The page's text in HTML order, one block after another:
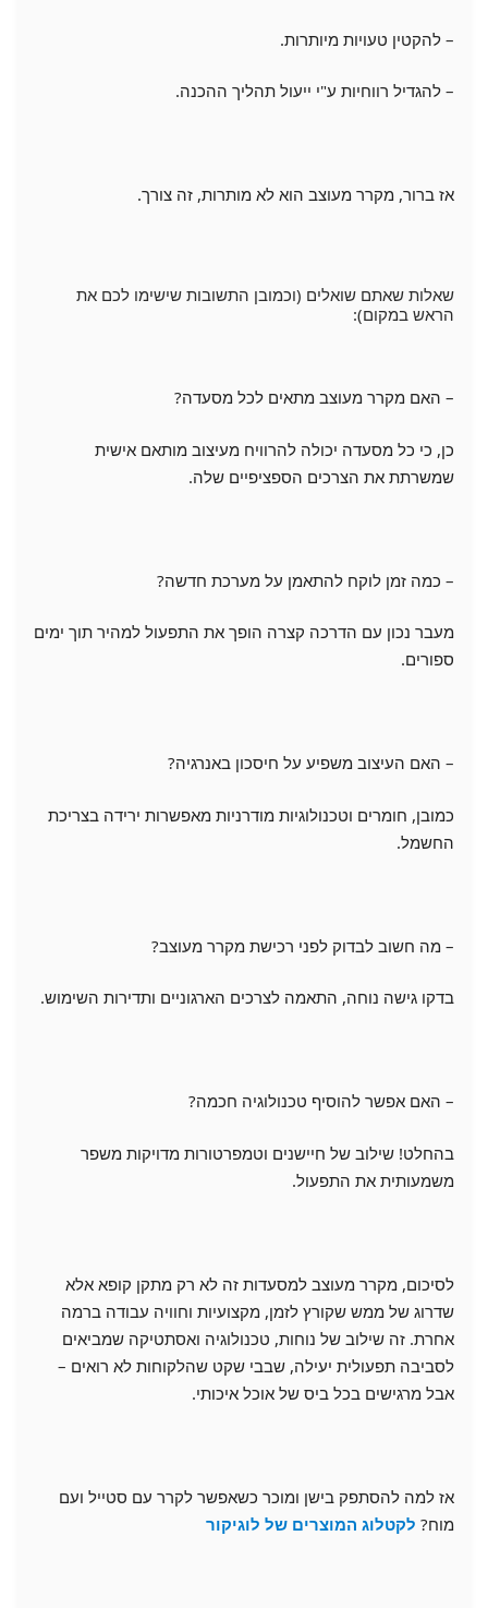
– להקטין טעויות מיותרות.
– להגדיל רווחיות ע"י ייעול תהליך ההכנה.
אז ברור, מקרר מעוצב הוא לא מותרות, זה צורך.
שאלות שאתם שואלים (וכמובן התשובות שישימו לכם את
הראש במקום):
– האם מקרר מעוצב מתאים לכל מסעדה?
כן, כי כל מסעדה יכולה להרוויח מעיצוב מותאם אישית
שמשרתת את הצרכים הספציפיים שלה.
– כמה זמן לוקח להתאמן על מערכת חדשה?
מעבר נכון עם הדרכה קצרה הופך את התפעול למהיר תוך ימים
ספורים.
– האם העיצוב משפיע על חיסכון באנרגיה?
כמובן, חומרים וטכנולוגיות מודרניות מאפשרות ירידה בצריכת
החשמל.
– מה חשוב לבדוק לפני רכישת מקרר מעוצב?
בדקו גישה נוחה, התאמה לצרכים הארגוניים ותדירות השימוש.
– האם אפשר להוסיף טכנולוגיה חכמה?
בהחלט! שילוב של חיישנים וטמפרטורות מדויקות משפר
משמעותית את התפעול.
לסיכום, מקרר מעוצב למסעדות זה לא רק מתקן קופא אלא
שדרוג של ממש שקורץ לזמן, מקצועיות וחוויה עבודה ברמה
אחרת. זה שילוב של נוחות, טכנולוגיה ואסתטיקה שמביאים
לסביבה תפעולית יעילה, שבבי שקט שהלקוחות לא רואים –
אבל מרגישים בכל ביס של אוכל איכותי.
אז למה להסתפק בישן ומוכר כשאפשר לקרר עם סטייל ועם
מוח? לקטלוג המוצרים של לוגיקור